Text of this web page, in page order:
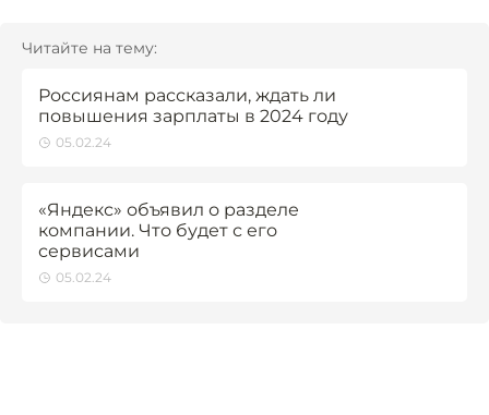
Читайте на тему:
Россиянам рассказали, ждать ли
повышения зарплаты в 2024 году
05.02.24
«Яндекс» объявил о разделе
компании. Что будет с его
сервисами
05.02.24